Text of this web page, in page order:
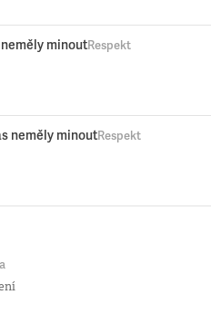
minoutRespekt
neměly minoutRespekt